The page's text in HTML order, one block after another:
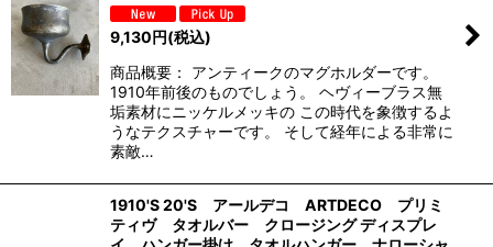
9,130円(税込)
商品概要： アンティークのマグホルダーです。
1910年前後のものでしょう。 ヘヴィーブラス無
垢素材にニッケルメッキの この時代を象徴するよ
うなテクスチャーです。 そして経年による非常に
素敵…
1910'S 20'S アールデコ ARTDECO プリミ
ティヴ タオルバー クロージング ディスプレ